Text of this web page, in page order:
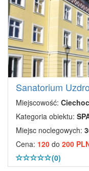
Sanatorium
Miejscowość:
Kategoria obiektu:
Miejsc noclegowych:
Cena: 120 do 200
(0)